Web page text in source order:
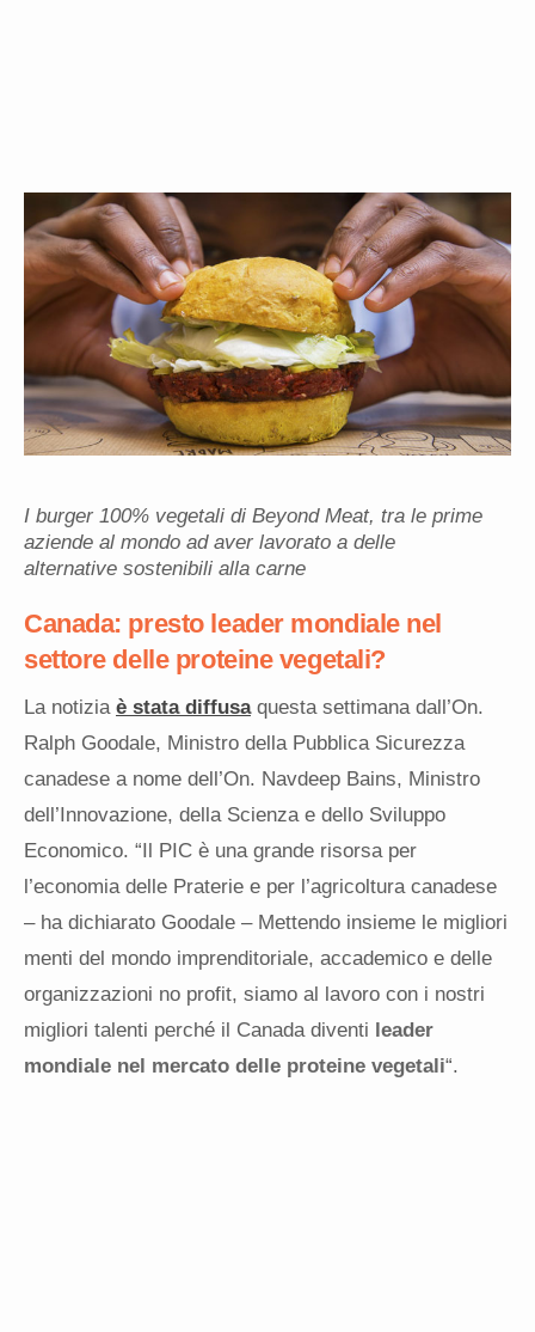
I burger 100% vegetali di Beyond Meat, tra le prime
aziende al mondo ad aver lavorato a delle
alternative sostenibili alla carne
Canada: presto leader mondiale nel
settore delle proteine vegetali?
La notizia è stata diffusaquesta settimana dall’On.
Ralph Goodale, Ministro della Pubblica Sicurezza
canadese a nome dell’On. Navdeep Bains, Ministro
dell’Innovazione, della Scienza e dello Sviluppo
Economico. “Il PIC è una grande risorsa per
l’economia delle Praterie e per l’agricoltura canadese
– ha dichiarato Goodale – Mettendo insieme le migliori
menti del mondo imprenditoriale, accademico e delle
organizzazioni no profit, siamo al lavoro con i nostri
migliori talenti perché il Canada diventi leader
mondiale nel mercato delle proteine vegetali“.